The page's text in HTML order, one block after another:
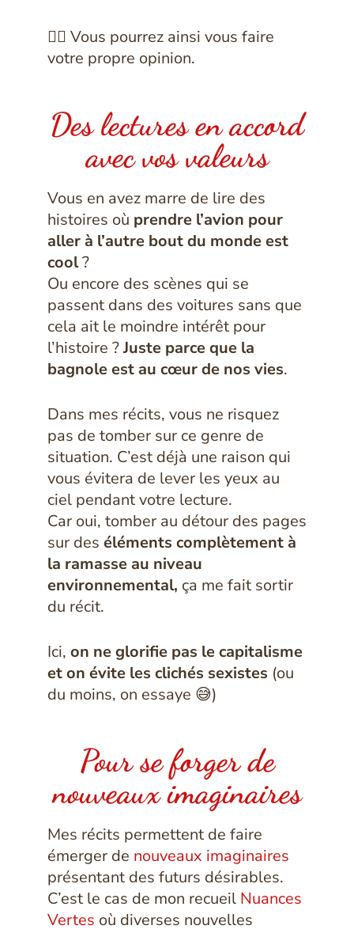
👉🏻 Vous pourrez ainsi vous faire
votre propre opinion.
Des lectures en accord
avec vos valeurs
Vous en avez marre de lire des
histoires où prendre l’avion pour
aller à l’autre bout du monde est
cool?
Ou encore des scènes qui se
passent dans des voitures sans que
cela ait le moindre intérêt pour
l’histoire ?Juste parce que la
bagnole est au cœur de nos vies.
Dans mes récits, vous ne risquez
pas de tomber sur ce genre de
situation. C’est déjà une raison qui
vous évitera de lever les yeux au
ciel pendant votre lecture.
Car oui, tomber au détour des pages
sur des éléments complètement à
la ramasse au niveau
environnemental, ça me fait sortir
du récit.
Ici, on ne glorifie pas le capitalisme
et on évite les clichés sexistes (ou
du moins, on essaye 😅)
Pour se forger de
nouveaux imaginaires
Mes récits permettent de faire
émerger de nouveaux imaginaires
présentant des futurs désirables.
C’est le cas de mon recueil Nuances
Vertes où diverses nouvelles